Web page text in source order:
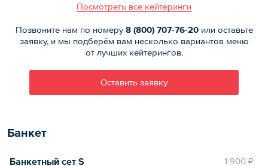
Посмотреть все кейтеринги
Позвоните нам по номеру8 (800) 707-76-20или оставьте
заявку, и мы подберём вам несколько вариантов меню
от лучших кейтерингов.
Оставить заявку
Банкет
1 900 ₽
Банкетный сет S